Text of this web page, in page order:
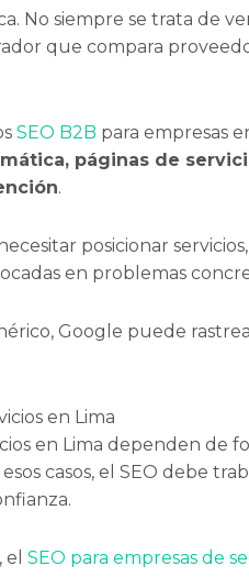
No siempre se trata de
que compara
SEO B2B para empresas
páginas de
.
posicionar
en problemas
Google puede
en Lima
en Lima dependen de
casos, el SEO debe
SEO para empresas de